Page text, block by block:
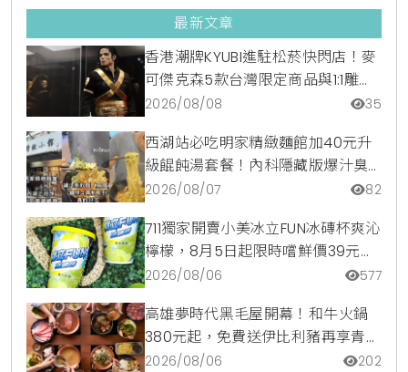
最新文章
香港潮牌KYUBI進駐松菸快閃店！麥
可傑克森5款台灣限定商品與1:1雕像
震撼登場
2026/08/08 35
西湖站必吃明家精緻麵館加40元升
級餛飩湯套餐！內科隱藏版爆汁臭
豆腐麵與牛肉麵疙瘩平價攻略
2026/08/07 82
711獨家開賣小美冰立FUN冰磚杯爽沁
檸檬，8月5日起限時嚐鮮價39元特
調咖啡氣泡水超讚
2026/08/06 577
高雄夢時代黑毛屋開幕！和牛火鍋
380元起，免費送伊比利豬再享青森
蘋果冰淇淋加購價。
2026/08/06 202